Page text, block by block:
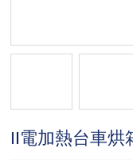
II電加熱台車烘